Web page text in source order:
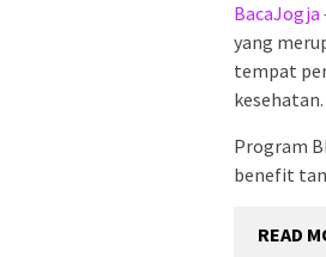
BacaJogja
yang
tempat
kesehatan.
Program
benefit
READ